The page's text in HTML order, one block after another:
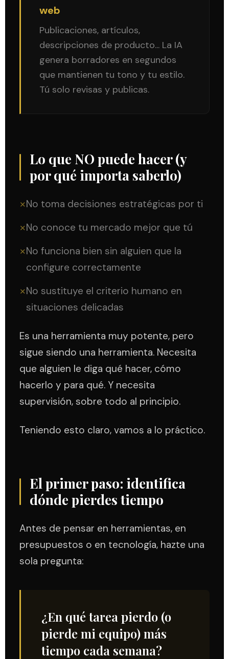
web
Publicaciones, artículos,
descripciones de producto... La IA
genera borradores en segundos
que mantienen tu tono y tu estilo.
Tú solo revisas y publicas.
Lo que NO puede hacer (y
por qué importa saberlo)
✕No toma decisiones estratégicas por ti
✕No conoce tu mercado mejor que tú
✕No funciona bien sin alguien que la
configure correctamente
✕No sustituye el criterio humano en
situaciones delicadas
Es una herramienta muy potente, pero
sigue siendo una herramienta. Necesita
que alguien le diga qué hacer, cómo
hacerlo y para qué. Y necesita
supervisión, sobre todo al principio.
Teniendo esto claro, vamos a lo práctico.
El primer paso: identifica
dónde pierdes tiempo
Antes de pensar en herramientas, en
presupuestos o en tecnología, hazte una
sola pregunta:
¿En qué tarea pierdo (o
pierde mi equipo) más
tiempo cada semana?